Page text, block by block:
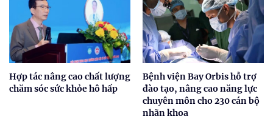
Hợp tác nâng cao chất lượng
chăm sóc sức khỏe hô hấp
Bệnh viện Bay Orbis hỗ trợ
đào tạo, nâng cao năng lực
chuyên môn cho 230 cán bộ
nhãn khoa